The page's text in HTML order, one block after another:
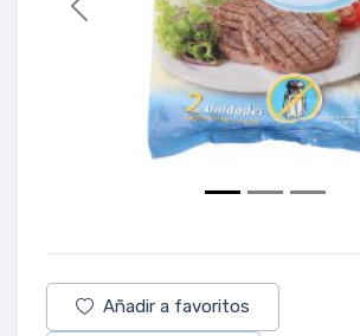
Previous
Añadir a favoritos